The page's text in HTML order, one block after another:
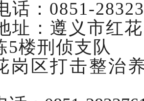
话： 0851-
址：遵义市红
5楼刑侦支队
岗区打击整治